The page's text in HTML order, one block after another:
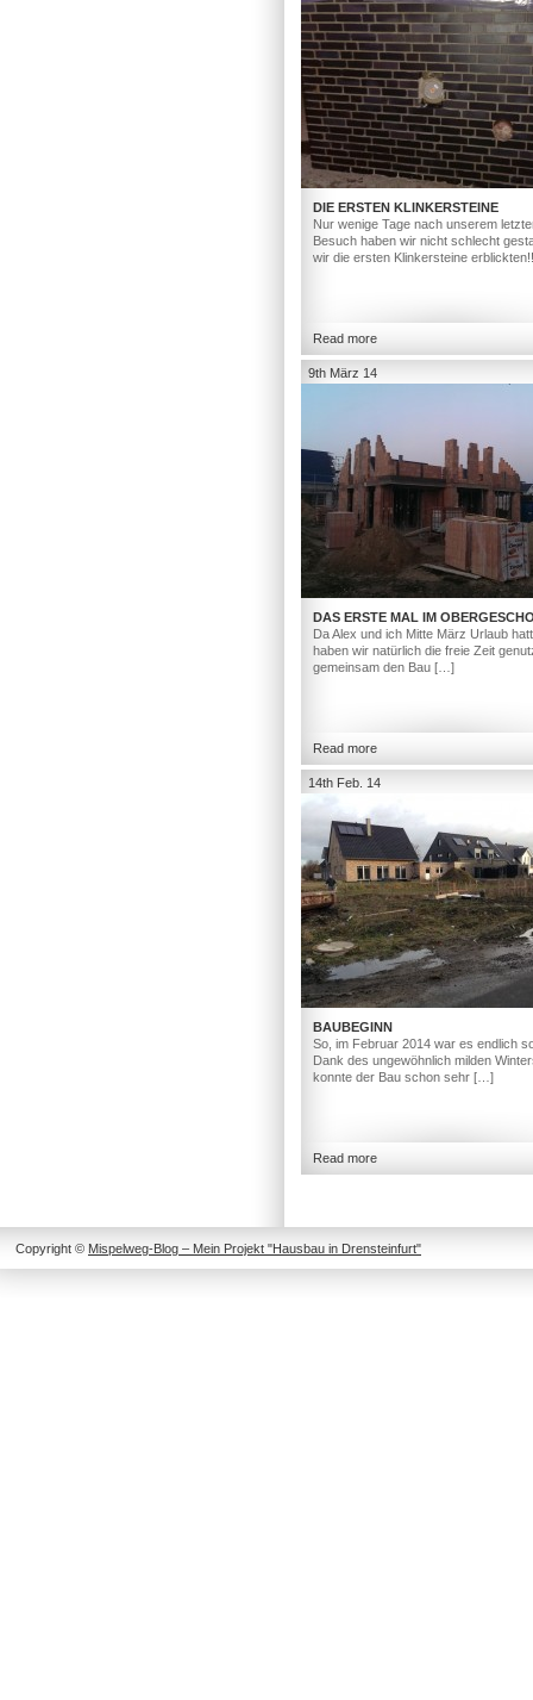
DIE ERSTEN KLINKERSTEINE
Nur wenige Tage nach unserem
Besuch haben wir nicht schlecht
wir die ersten Klinkersteine
Read more
9th März 14
DAS ERSTE MAL IM
Da Alex und ich Mitte März Urlaub
haben wir natürlich die freie Zeit
gemeinsam den Bau […]
Read more
14th Feb. 14
BAUBEGINN
So, im Februar 2014 war es endlich
Dank des ungewöhnlich milden
konnte der Bau schon sehr […]
Read more
Copyright © Mispelweg-Blog – Mein Projekt "Hausbau in Drensteinfurt"